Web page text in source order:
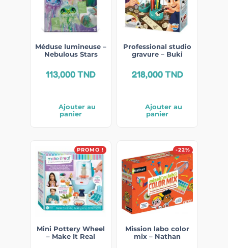
Méduse lumineuse –
Nebulous Stars
113,000TND
Ajouter au
panier
Professional studio
gravure – Buki
218,000TND
Ajouter au
panier
PROMO !
Mini Pottery Wheel
– Make It Real
-22%
Mission labo color
mix – Nathan